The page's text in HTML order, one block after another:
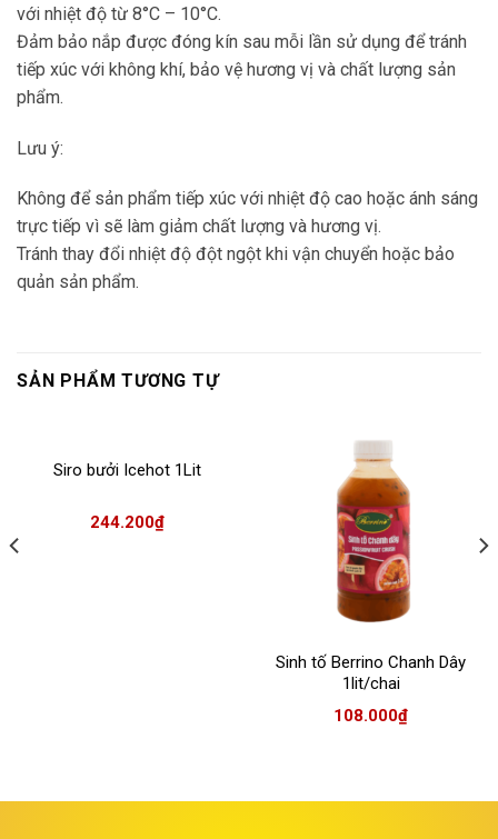
với nhiệt độ từ 8°C – 10°C.
Đảm bảo nắp được đóng kín sau mỗi lần sử dụng để tránh
tiếp xúc với không khí, bảo vệ hương vị và chất lượng sản
phẩm.
Lưu ý:
Không để sản phẩm tiếp xúc với nhiệt độ cao hoặc ánh sáng
trực tiếp vì sẽ làm giảm chất lượng và hương vị.
Tránh thay đổi nhiệt độ đột ngột khi vận chuyển hoặc bảo
quản sản phẩm.
SẢN PHẨM TƯƠNG TỰ
Siro bưởi Icehot 1Lit
244.200₫
Sinh tố Berrino Chanh Dây
1lit/chai
108.000₫